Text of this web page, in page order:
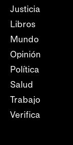
Justicia
Libros
Mundo
Opinión
Política
Salud
Trabajo
Verifica